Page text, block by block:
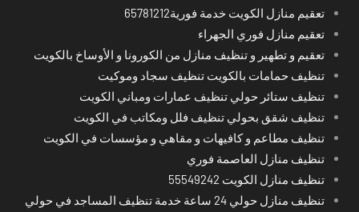
تعقيم منازل الكويت خدمة فورية65781212
تعقيم منازل فوري الجهراء
تعقيم و تطهير و تنظيف منازل من الكورونا و الأوساخ بالكويت
تنظيف حمامات بالكويت تنظيف سجاد وموكيت
تنظيف ستائر حولي تنظيف عمارات ومباني الكويت
تنظيف شقق بحولي تنظيف فلل ومكاتب في الكويت
تنظيف مطاعم و كافيهات و مقاهي و مؤسسات في الكويت
تنظيف منازل العاصمة فوري
تنظيف منازل الكويت 55549242
تنظيف منازل حولي 24 ساعة خدمة تنظيف المساجد في حولي